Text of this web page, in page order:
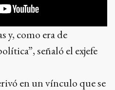
y, como era de
señaló el exjefe
en un vínculo que se